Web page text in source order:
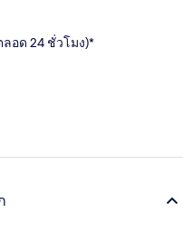
อด 24 ชั่วโมง)*